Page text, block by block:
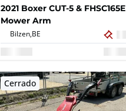
2021 Boxer CUT-5 & FHSC165E
Mower Arm
Bilzen, BE
Cerrado